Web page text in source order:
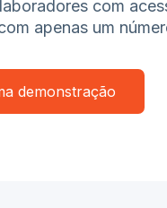
com
apenas um
demonstração